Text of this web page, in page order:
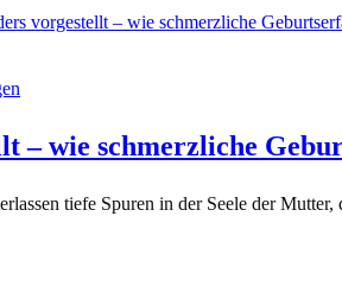
– wie schmerzliche
tiefe Spuren in der Seele der